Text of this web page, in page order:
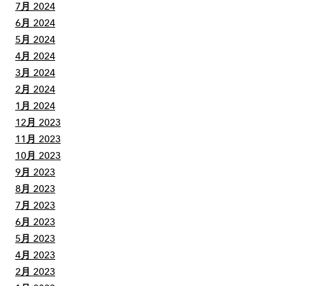
7月 2024
6月 2024
5月 2024
4月 2024
3月 2024
2月 2024
1月 2024
12月 2023
11月 2023
10月 2023
9月 2023
8月 2023
7月 2023
6月 2023
5月 2023
4月 2023
2月 2023